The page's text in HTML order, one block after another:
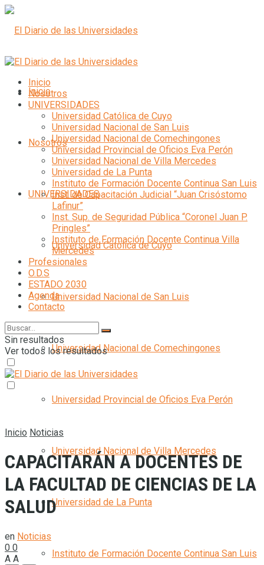
Inicio
Nosotros
UNIVERSIDADES
Universidad Católica de Cuyo
Universidad Nacional de San Luis
Universidad Nacional de Comechingones
Universidad Provincial de Oficios Eva Perón
Universidad Nacional de Villa Mercedes
Universidad de La Punta
Instituto de Formación Docente Continua San Luis
Inicio
Nosotros
UNIVERSIDADES
Universidad Católica de Cuyo
Universidad Nacional de San Luis
Universidad Nacional de Comechingones
Universidad Provincial de Oficios Eva Perón
Universidad Nacional de Villa Mercedes
Universidad de La Punta
Instituto de Formación Docente Continua San Luis
Inst. de Capacitación Judicial “Juan Crisóstomo
Lafinur”
Inst. Sup. de Seguridad Pública “Coronel Juan P.
Pringles”
Instituto de Formación Docente Continua Villa
Mercedes
Profesionales
O.D.S
ESTADO 2030
Agenda
Contacto
Sin resultados
Ver todos los resultados
Inicio Noticias
CAPACITARÁN A DOCENTES DE
LA FACULTAD DE CIENCIAS DE LA
SALUD
en Noticias
0 0
A A